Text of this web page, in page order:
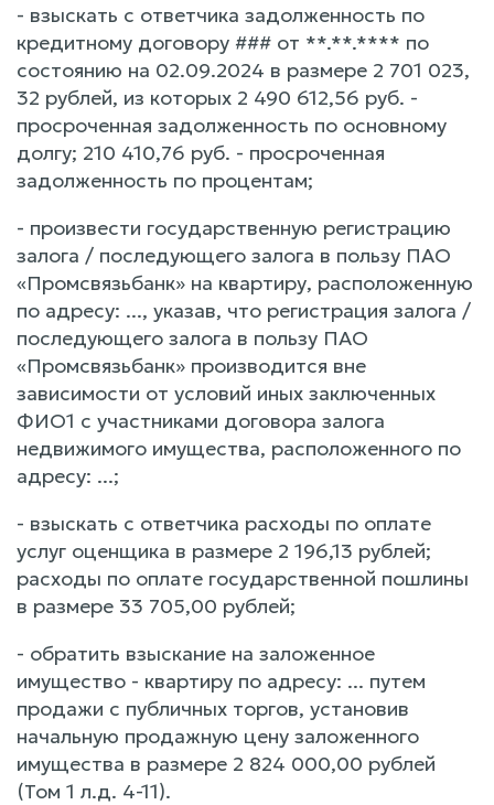
- взыскать с ответчика задолженность по
кредитному договору ### от **.**.**** по
состоянию на 02.09.2024 в размере 2 701 023,
32 рублей, из которых 2 490 612,56 руб. -
просроченная задолженность по основному
долгу; 210 410,76 руб. - просроченная
задолженность по процентам;
- произвести государственную регистрацию
залога / последующего залога в пользу ПАО
«Промсвязьбанк» на квартиру, расположенную
по адресу: ..., указав, что регистрация залога /
последующего залога в пользу ПАО
«Промсвязьбанк» производится вне
зависимости от условий иных заключенных
ФИО1 с участниками договора залога
недвижимого имущества, расположенного по
адресу: ...;
- взыскать с ответчика расходы по оплате
услуг оценщика в размере 2 196,13 рублей;
расходы по оплате государственной пошлины
в размере 33 705,00 рублей;
- обратить взыскание на заложенное
имущество - квартиру по адресу: ... путем
продажи с публичных торгов, установив
начальную продажную цену заложенного
имущества в размере 2 824 000,00 рублей
(Том 1 л.д. 4-11).